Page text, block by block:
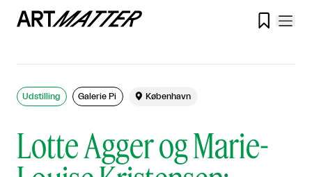

Lotte Agger og Marie-
Udstilling Galerie Pi  København